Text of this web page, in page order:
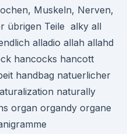
Muskeln, Nerven,
übrigen Teile alky all
alladio allah allahd
hancocks hancott
handbag natuerlicher
naturally
organ organdy organe